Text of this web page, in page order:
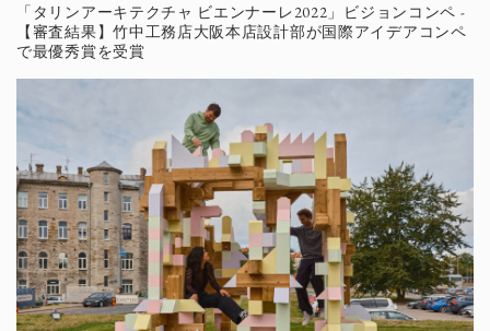
「タリンアーキテクチャ ビエンナーレ2022」ビジョンコンペ -
【審査結果】竹中工務店大阪本店設計部が国際アイデアコンペ
で最優秀賞を受賞